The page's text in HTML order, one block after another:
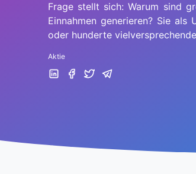
Frage stellt sich: Warum sind
Einnahmen generieren? Sie
oder hunderte
Aktie